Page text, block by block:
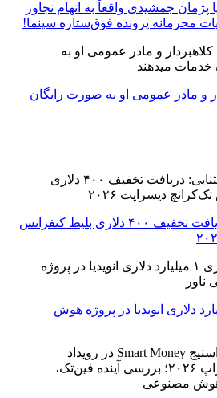
پژمان جمشیدی واقعاً به اتهام تجاوز
محرمانه پرونده فوق‌ستاره سینما!
و مادر عمومی او به صورت رایگان
فرصت استثنایی: دریافت تخفیف ۴۰۰ دلاری بلیط کنفرانس
۱ میلیارد دلاری انویدیا در پروژه هوش